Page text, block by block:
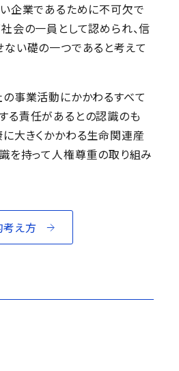
企業であるために不可欠で
会の一員として認められ、信
ない礎の一つであると考えて
事業活動にかかわるすべて
る責任があるとの認識のも
に大きくかかわる生命関連産
を持って人権尊重の取り組み
え方